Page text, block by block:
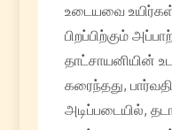
உடையவை
பிறப்பிற்கும்
தாட்சாயனியின்
கரைந்தது,
அடிப்படையில்,